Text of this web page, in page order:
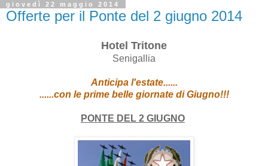
giovedì 22 maggio 2014
Offerte per il Ponte del 2 giugno 2014
Hotel Tritone
Senigallia
Anticipa l'estate......
......con le prime belle giornate di Giugno!!!
PONTE DEL 2 GIUGNO